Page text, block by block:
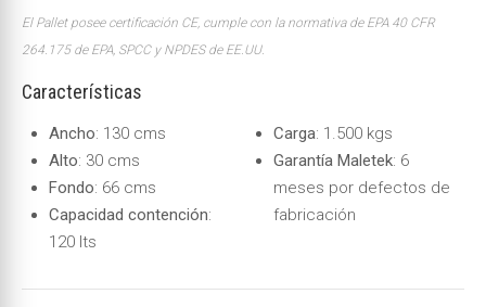
El Pallet posee certificación CE, cumple con la normativa de EPA 40 CFR
264.175 de EPA, SPCC y NPDES de EE.UU.
Características
Ancho: 130 cms
Alto: 30 cms
Fondo: 66 cms
Capacidad contención:
120 lts
Carga: 1.500 kgs
Garantía Maletek: 6
meses por defectos de
fabricación